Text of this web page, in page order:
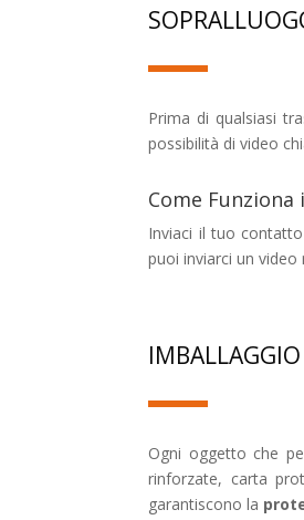
Prima di qualsiasi
possibilità di video
Come
Inviaci il tuo
puoi inviarci un
Ogni oggetto che
rinforzate, carta
garantiscono la